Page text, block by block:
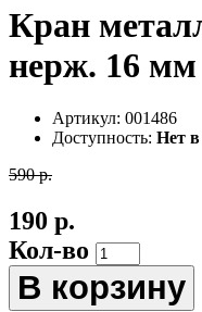
Кран
нерж. 16 мм
Артикул: 001486
Доступность: Нет
590 р.
190 р.
Кол-во
В корзину